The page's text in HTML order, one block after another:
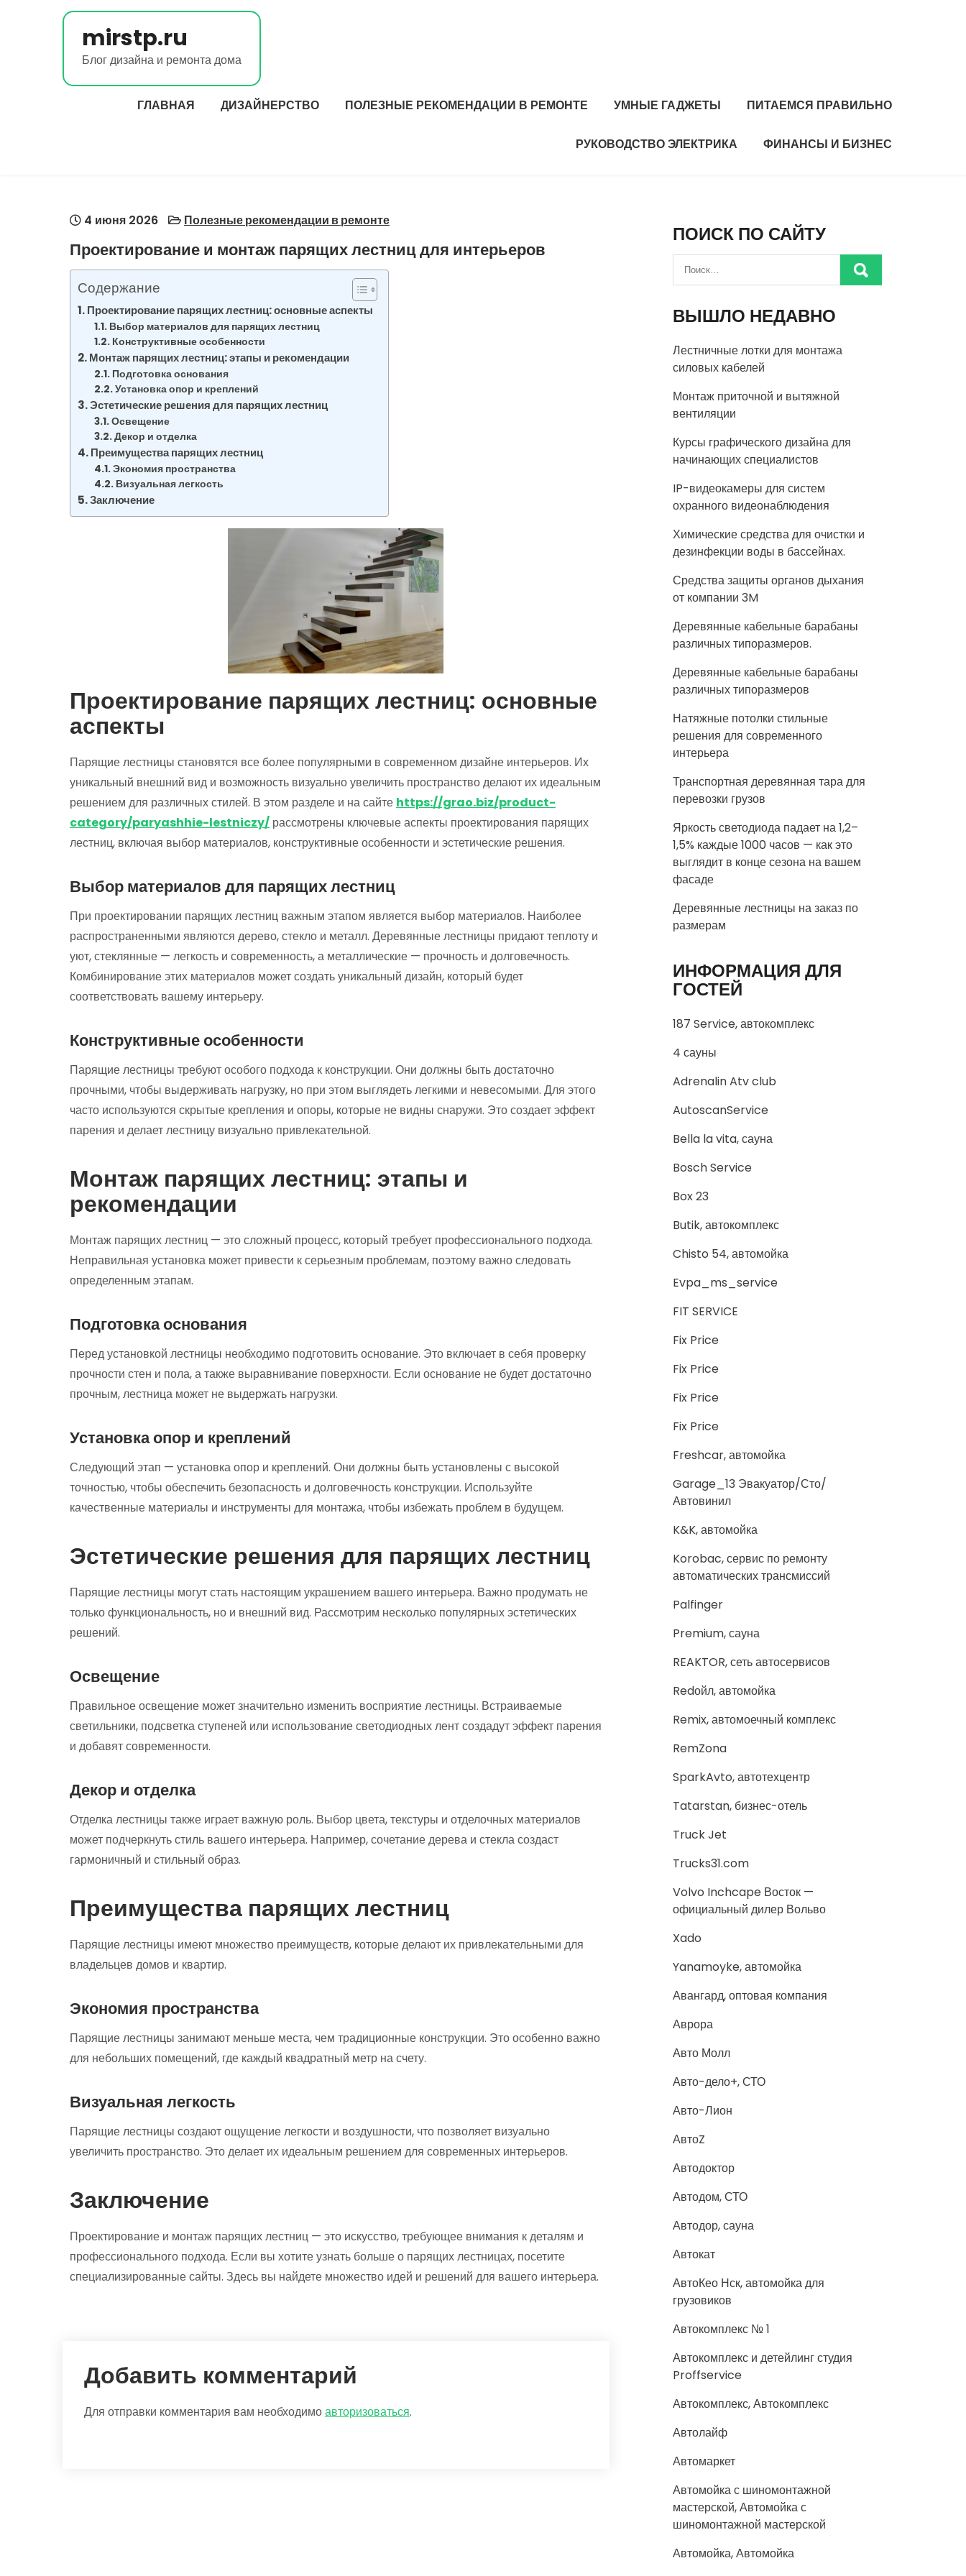
mirstp.ru
Блог дизайна и ремонта дома
ГЛАВНАЯ ДИЗАЙНЕРСТВО ПОЛЕЗНЫЕ РЕКОМЕНДАЦИИ В РЕМОНТЕ УМНЫЕ ГАДЖЕТЫ ПИТАЕМСЯ ПРАВИЛЬНО
РУКОВОДСТВО ЭЛЕКТРИКА ФИНАНСЫ И БИЗНЕС
4 июня 2026 Полезные рекомендации в ремонте
Проектирование и монтаж парящих лестниц для интерьеров
Содержание
Проектирование парящих лестниц: основные аспекты
Выбор материалов для парящих лестниц
Конструктивные особенности
Монтаж парящих лестниц: этапы и рекомендации
Подготовка основания
Установка опор и креплений
Эстетические решения для парящих лестниц
Освещение
Декор и отделка
Преимущества парящих лестниц
Экономия пространства
Визуальная легкость
Заключение
Проектирование парящих лестниц: основные
аспекты
Парящие лестницы становятся все более популярными в современном дизайне интерьеров. Их
уникальный внешний вид и возможность визуально увеличить пространство делают их идеальным
решением для различных стилей. В этом разделе и на сайте https://grao.biz/product-
category/paryashhie-lestniczy/ рассмотрены ключевые аспекты проектирования парящих
лестниц, включая выбор материалов, конструктивные особенности и эстетические решения.
Выбор материалов для парящих лестниц
При проектировании парящих лестниц важным этапом является выбор материалов. Наиболее
распространенными являются дерево, стекло и металл. Деревянные лестницы придают теплоту и
уют, стеклянные — легкость и современность, а металлические — прочность и долговечность.
Комбинирование этих материалов может создать уникальный дизайн, который будет
соответствовать вашему интерьеру.
Конструктивные особенности
Парящие лестницы требуют особого подхода к конструкции. Они должны быть достаточно
прочными, чтобы выдерживать нагрузку, но при этом выглядеть легкими и невесомыми. Для этого
часто используются скрытые крепления и опоры, которые не видны снаружи. Это создает эффект
парения и делает лестницу визуально привлекательной.
Монтаж парящих лестниц: этапы и
рекомендации
Монтаж парящих лестниц — это сложный процесс, который требует профессионального подхода.
Неправильная установка может привести к серьезным проблемам, поэтому важно следовать
определенным этапам.
Подготовка основания
Перед установкой лестницы необходимо подготовить основание. Это включает в себя проверку
прочности стен и пола, а также выравнивание поверхности. Если основание не будет достаточно
прочным, лестница может не выдержать нагрузки.
Установка опор и креплений
Следующий этап — установка опор и креплений. Они должны быть установлены с высокой
точностью, чтобы обеспечить безопасность и долговечность конструкции. Используйте
качественные материалы и инструменты для монтажа, чтобы избежать проблем в будущем.
Эстетические решения для парящих лестниц
Парящие лестницы могут стать настоящим украшением вашего интерьера. Важно продумать не
только функциональность, но и внешний вид. Рассмотрим несколько популярных эстетических
решений.
Освещение
Правильное освещение может значительно изменить восприятие лестницы. Встраиваемые
светильники, подсветка ступеней или использование светодиодных лент создадут эффект парения
и добавят современности.
Декор и отделка
Отделка лестницы также играет важную роль. Выбор цвета, текстуры и отделочных материалов
может подчеркнуть стиль вашего интерьера. Например, сочетание дерева и стекла создаст
гармоничный и стильный образ.
Преимущества парящих лестниц
Парящие лестницы имеют множество преимуществ, которые делают их привлекательными для
владельцев домов и квартир.
Экономия пространства
Парящие лестницы занимают меньше места, чем традиционные конструкции. Это особенно важно
для небольших помещений, где каждый квадратный метр на счету.
Визуальная легкость
Парящие лестницы создают ощущение легкости и воздушности, что позволяет визуально
увеличить пространство. Это делает их идеальным решением для современных интерьеров.
Заключение
Проектирование и монтаж парящих лестниц — это искусство, требующее внимания к деталям и
профессионального подхода. Если вы хотите узнать больше о парящих лестницах, посетите
специализированные сайты. Здесь вы найдете множество идей и решений для вашего интерьера.
Добавить комментарий
Для отправки комментария вам необходимоавторизоваться.
ПОИСК ПО САЙТУ
ВЫШЛО НЕДАВНО
Лестничные лотки для монтажа
силовых кабелей
Монтаж приточной и вытяжной
вентиляции
Курсы графического дизайна для
начинающих специалистов
IP-видеокамеры для систем
охранного видеонаблюдения
Химические средства для очистки и
дезинфекции воды в бассейнах.
Средства защиты органов дыхания
от компании 3M
Деревянные кабельные барабаны
различных типоразмеров.
Деревянные кабельные барабаны
различных типоразмеров
Натяжные потолки стильные
решения для современного
интерьера
Транспортная деревянная тара для
перевозки грузов
Яркость светодиода падает на 1,2–
1,5% каждые 1000 часов — как это
выглядит в конце сезона на вашем
фасаде
Деревянные лестницы на заказ по
размерам
ИНФОРМАЦИЯ ДЛЯ
ГОСТЕЙ
187 Service, автокомплекс
4 сауны
Adrenalin Atv club
AutoscanService
Bella la vita, сауна
Bosch Service
Box 23
Butik, автокомплекс
Chisto 54, автомойка
Evpa_ms_service
FIT SERVICE
Fix Price
Fix Price
Fix Price
Fix Price
Freshcar, автомойка
Garage_13 Эвакуатор/Сто/
Автовинил
K&K, автомойка
Korobac, сервис по ремонту
автоматических трансмиссий
Palfinger
Premium, сауна
REAKTOR, сеть автосервисов
Redойл, автомойка
Remix, автомоечный комплекс
RemZona
SparkAvto, автотехцентр
Tatarstan, бизнес-отель
Truck Jet
Trucks31.com
Volvo Inchcape Восток —
официальный дилер Вольво
Xado
Yanamoyke, автомойка
Авангард, оптовая компания
Аврора
Авто Молл
Авто-дело+, СТО
Авто-Лион
АвтоZ
Автодоктор
Автодом, СТО
Автодор, сауна
Автокат
АвтоКео Нск, автомойка для
грузовиков
Автокомплекс № 1
Автокомплекс и детейлинг студия
Proffservice
Автокомплекс, Автокомплекс
Автолайф
Автомаркет
Автомойка с шиномонтажной
мастерской, Автомойка с
шиномонтажной мастерской
Автомойка, Автомойка